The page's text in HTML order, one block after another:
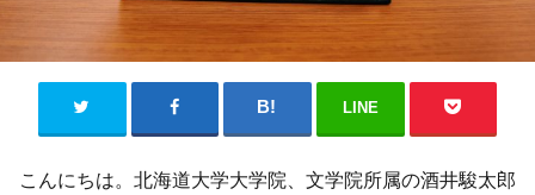
LINE
こんにちは。北海道大学大学院、文学院所属の酒井駿太郎